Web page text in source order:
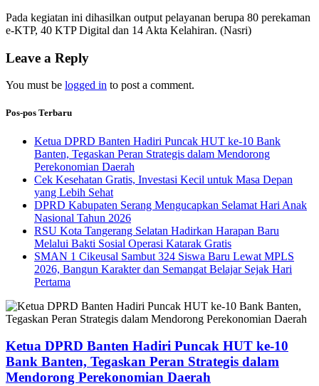
Pada kegiatan ini dihasilkan output pelayanan berupa 80 perekaman
e-KTP, 40 KTP Digital dan 14 Akta Kelahiran. (Nasri)
Leave a Reply
You must be logged in to post a comment.
Pos-pos Terbaru
Ketua DPRD Banten Hadiri Puncak HUT ke-10 Bank
Banten, Tegaskan Peran Strategis dalam Mendorong
Perekonomian Daerah
Cek Kesehatan Gratis, Investasi Kecil untuk Masa Depan
yang Lebih Sehat
DPRD Kabupaten Serang Mengucapkan Selamat Hari Anak
Nasional Tahun 2026
RSU Kota Tangerang Selatan Hadirkan Harapan Baru
Melalui Bakti Sosial Operasi Katarak Gratis
SMAN 1 Cikeusal Sambut 324 Siswa Baru Lewat MPLS
2026, Bangun Karakter dan Semangat Belajar Sejak Hari
Pertama
Ketua DPRD Banten Hadiri Puncak HUT ke-10
Bank Banten, Tegaskan Peran Strategis dalam
Mendorong Perekonomian Daerah